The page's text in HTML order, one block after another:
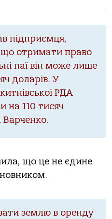
підприємця,
отримати право
паї він може лише
доларів. У
РДА
на 110 тисяч
Варченко.
що це не єдине
землю в оренду